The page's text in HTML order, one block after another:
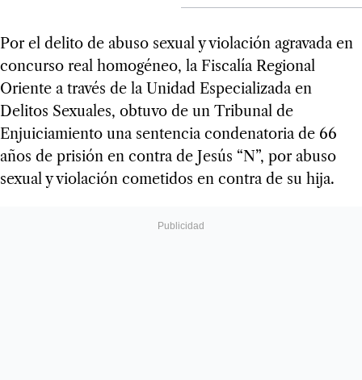
Por el delito de abuso sexual y violación agravada en
concurso real homogéneo, la Fiscalía Regional
Oriente a través de la Unidad Especializada en
Delitos Sexuales, obtuvo de un Tribunal de
Enjuiciamiento una sentencia condenatoria de 66
años de prisión en contra de Jesús “N”, por abuso
sexual y violación cometidos en contra de su hija.